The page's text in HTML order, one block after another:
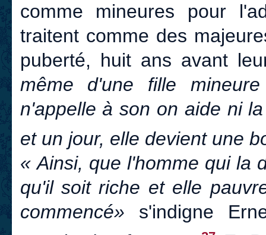
comme mineures pour
traitent comme des
puberté, huit ans avant
même d'une fille
n'appelle à son on aide ni
et un jour, elle devient une
« Ainsi, que l'homme qui la
qu'il soit riche et elle
commencé» s'indigne